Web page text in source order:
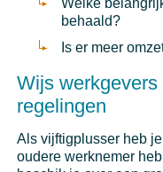
Welke
behaald?
Is er meer
Wijs
regelingen
Als vijftigplusser heb
oudere werknemer